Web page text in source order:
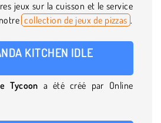
jeux sur la cuisson et le service
collection de jeux de pizzas .
KITCHEN IDLE
Tycoon a été créé par Online